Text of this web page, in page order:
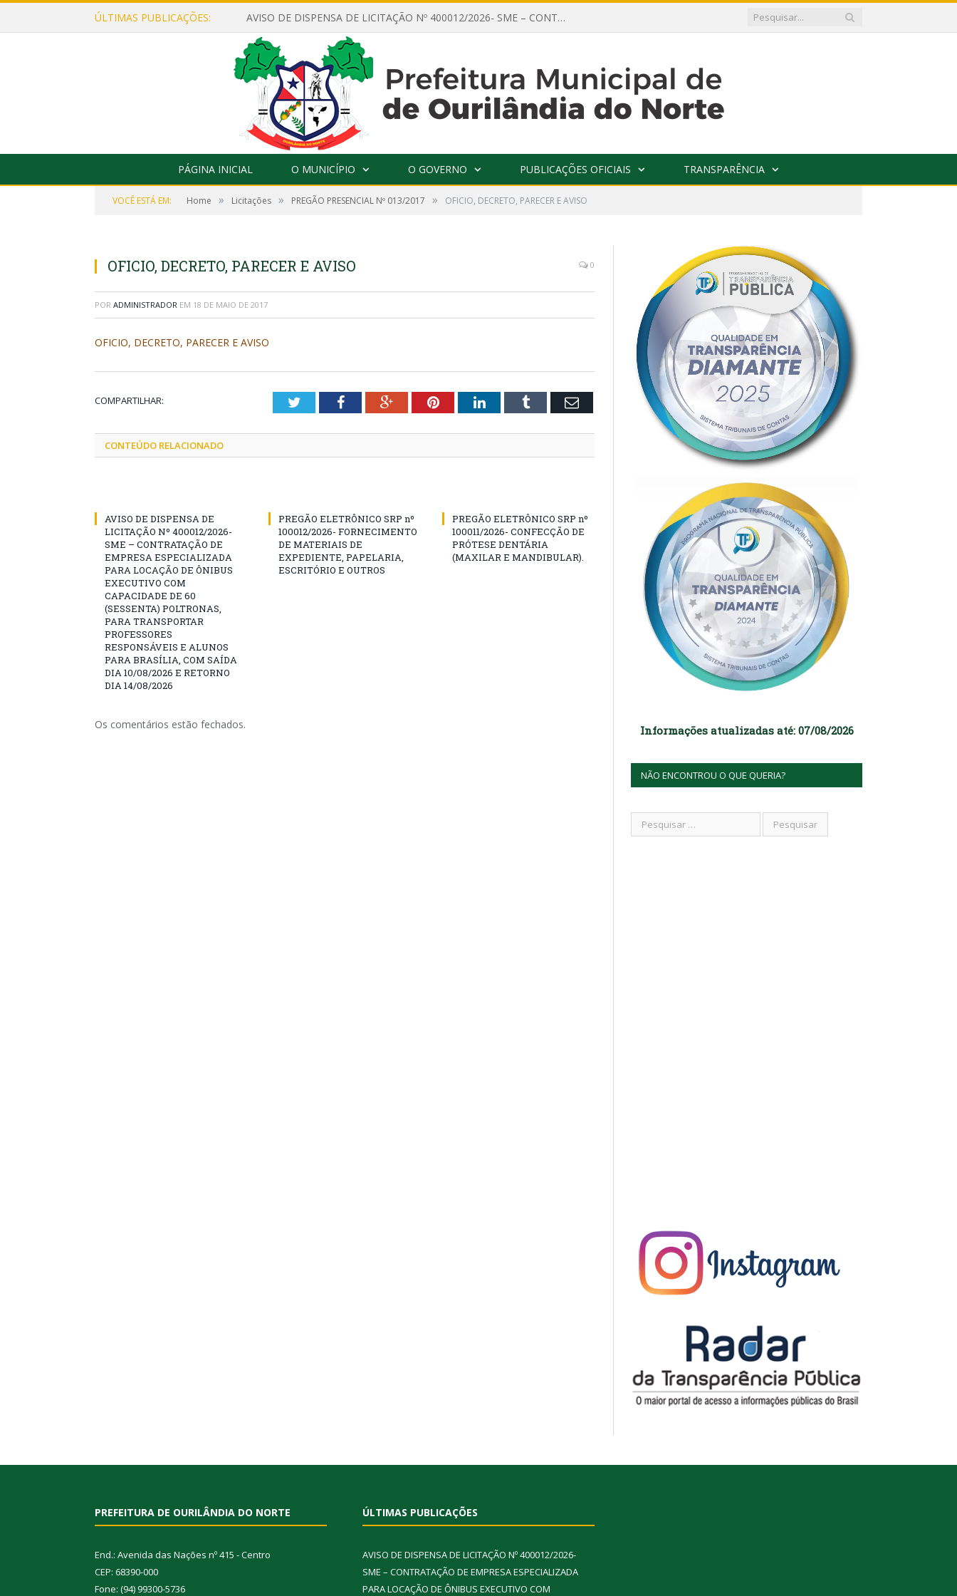
ÚLTIMAS PUBLICAÇÕES: AVISO DE DISPENSA DE LICITAÇÃO Nº 400012/2026- SME – CONTRATAÇÃO DE EMPRESA ESPECIALIZADA PARA LOCAÇÃO DE ÔNIBUS EXECUTIVO COM CAPACIDADE DE 60 (SESSENTA) POLTRONAS, PARA TRANSPORTAR PROFESSORES RESPONSÁVEIS E ALUNOS PARA BRASÍLIA, COM SAÍDA DIA 10/08/2026 E RETORNO DIA 14/08/2026
PÁGINA INICIAL O MUNICÍPIO O GOVERNO PUBLICAÇÕES OFICIAIS TRANSPARÊNCIA
VOCÊ ESTÁ EM: Home » Licitações » PREGÃO PRESENCIAL Nº 013/2017 » OFICIO, DECRETO, PARECER E AVISO
OFICIO, DECRETO, PARECER E AVISO 0
POR ADMINISTRADOR EM 18 DE MAIO DE 2017
OFICIO, DECRETO, PARECER E AVISO
COMPARTILHAR: TwitterFacebookGoogle+PinterestLinkedInTumblr Email
CONTEÚDO RELACIONADO
AVISO DE DISPENSA DE
LICITAÇÃO Nº 400012/2026-
SME – CONTRATAÇÃO DE
EMPRESA ESPECIALIZADA
PARA LOCAÇÃO DE ÔNIBUS
EXECUTIVO COM
CAPACIDADE DE 60
(SESSENTA) POLTRONAS,
PARA TRANSPORTAR
PROFESSORES
RESPONSÁVEIS E ALUNOS
PARA BRASÍLIA, COM SAÍDA
DIA 10/08/2026 E RETORNO
DIA 14/08/2026
PREGÃO ELETRÔNICO SRP nº
100012/2026- FORNECIMENTO
DE MATERIAIS DE
EXPEDIENTE, PAPELARIA,
ESCRITÓRIO E OUTROS
PREGÃO ELETRÔNICO SRP nº
100011/2026- CONFECÇÃO DE
PRÓTESE DENTÁRIA
(MAXILAR E MANDIBULAR).
Os comentários estão fechados. Informações atualizadas até: 07/08/2026
NÃO ENCONTROU O QUE QUERIA?
PREFEITURA DE OURILÂNDIA DO NORTE
End.: Avenida das Nações nº 415 - Centro
CEP: 68390-000
Fone: (94) 99300-5736
ÚLTIMAS PUBLICAÇÕES
AVISO DE DISPENSA DE LICITAÇÃO Nº 400012/2026-
SME – CONTRATAÇÃO DE EMPRESA ESPECIALIZADA
PARA LOCAÇÃO DE ÔNIBUS EXECUTIVO COM